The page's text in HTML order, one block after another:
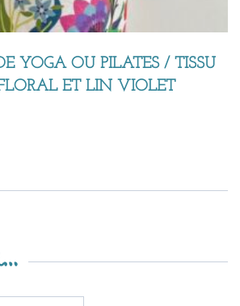
YOGA OU PILATES / TISSU
ET LIN VIOLET